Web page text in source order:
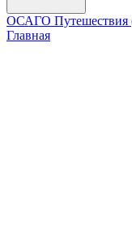
ОСАГО
Главная